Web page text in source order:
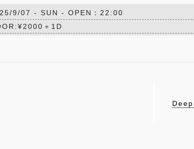
9/07 - SUN - OPEN：22:00
＋1D